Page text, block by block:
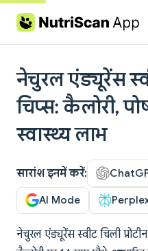
Skip to content
नेचुरल एंड्यूरेंस
चिप्स: कैलोरी,
स्वास्थ्य लाभ
सारांश इनमें करें:
AI Mode
नेचुरल एंड्यूरेंस स्वीट चिली